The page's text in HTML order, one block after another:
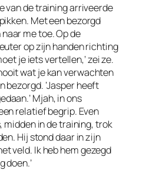
van de training arriveerde
Met een bezorgd
me toe. Op de
op zijn handen richting
je iets vertellen,’ zei ze.
wat je kan verwachten
bezorgd. ‘Jasper heeft
Mjah, in ons
relatief begrip. Even
midden in de training, trok
Hij stond daar in zijn
veld. Ik heb hem gezegd
doen.’